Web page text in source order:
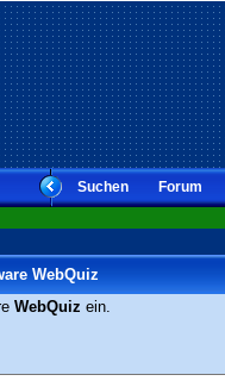
Suchen Forum
WebQuiz
WebQuiz ein.